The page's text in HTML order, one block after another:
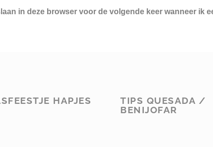
in deze browser voor de volgende keer wanneer ik
HAPJES
TIPS QUESADA /
BENIJOFAR